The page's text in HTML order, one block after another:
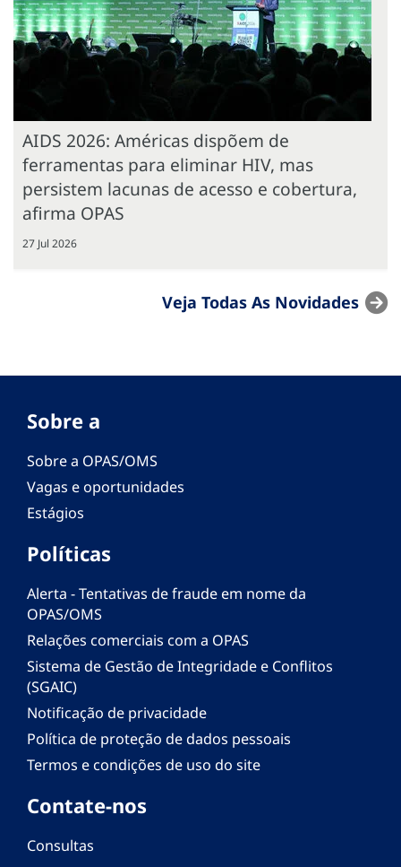
AIDS 2026: Américas dispõem de
ferramentas para eliminar HIV, mas
persistem lacunas de acesso e cobertura,
afirma OPAS
27 Jul 2026
Veja Todas As Novidades
Sobre a
Sobre a OPAS/OMS
Vagas e oportunidades
Estágios
Políticas
Alerta - Tentativas de fraude em nome da
OPAS/OMS
Relações comerciais com a OPAS
Sistema de Gestão de Integridade e Conflitos
(SGAIC)
Notificação de privacidade
Política de proteção de dados pessoais
Termos e condições de uso do site
Contate-nos
Consultas